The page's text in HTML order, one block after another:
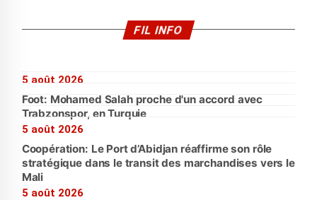
FIL INFO
5 août 2026
Foot: Mohamed Salah proche d'un accord avec
Trabzonspor, en Turquie
5 août 2026
Coopération: Le Port d’Abidjan réaffirme son rôle
stratégique dans le transit des marchandises vers le
Mali
5 août 2026